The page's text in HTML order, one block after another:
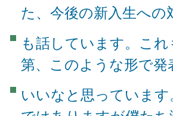
た、今後の新入生への
も話しています。これ
第、このような形で発
いいなと思っていま